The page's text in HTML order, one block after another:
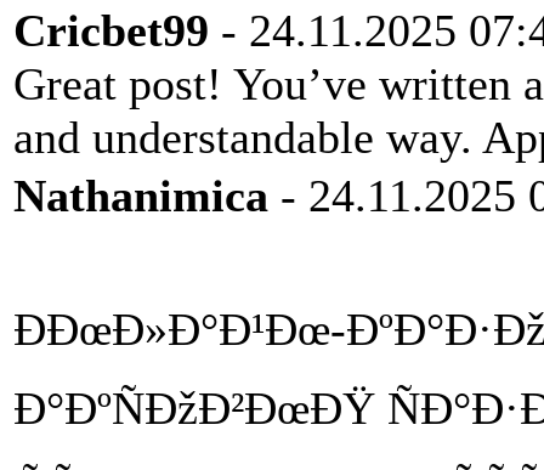
Cricbet99 - 24.11.2025
Great post! You’ve written
and understandable way.
Nathanimica - 24.11.2025
ÐÐœÐ»Ð°Ð¹Ðœ-
Ð°ÐºÑÐžÐ²ÐœÐŸ